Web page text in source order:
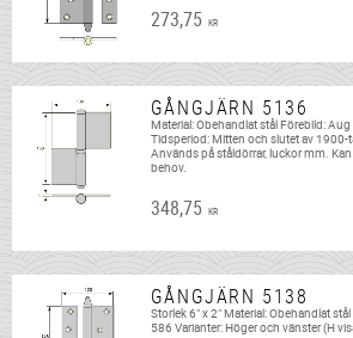
273,75 KR
GÅNGJÄRN 5136
Material: Obehandlat stål Förebild:
Tidsperiod: Mitten och slutet av 1900-
Används på ståldörrar, luckor mm.
behov.
348,75 KR
GÅNGJÄRN 5138
Storlek 6" x 2" Material: Obehandlat
586 Varianter: Höger och vänster (H